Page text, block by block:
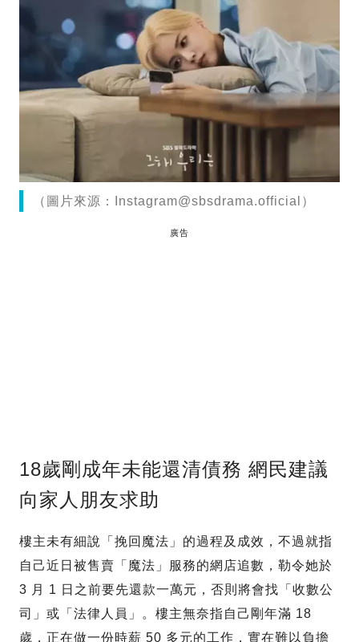
（圖片來源： Instagram@sbsdrama.official ）
廣告
18歲剛成年未能還清債務 網民建議
向家人朋友求助
樓主未有細說「挽回魔法」的過程及成效，不過就指
自己近日被售賣「魔法」服務的網店追數，勒令她於
3 月 1 日之前要先還款一萬元，否則將會找「收數公
司」或「法律人員」。樓主無奈指自己剛年滿 18
歲，正在做一份時薪 50 多元的工作，實在難以負擔